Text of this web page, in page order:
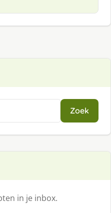
Zoek
in je inbox.